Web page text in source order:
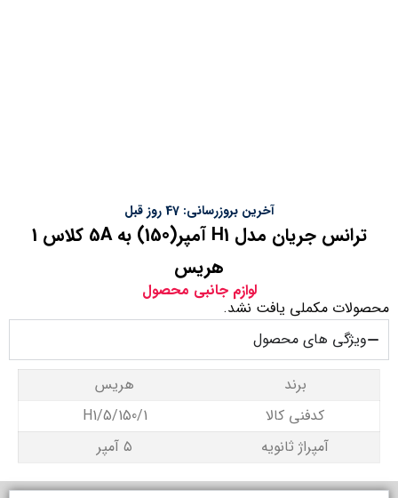
آخرین بروزرسانی: 47 روز قبل
ترانس جریان مدل H1 آمپر(150) به 5A کلاس 1
هریس
لوازم جانبی محصول
محصولات مکملی یافت نشد.
ویژگی های محصول
برند
هریس
کدفنی کالا
H1/5/150/1
آمپراژ ثانویه
۵ آمپر